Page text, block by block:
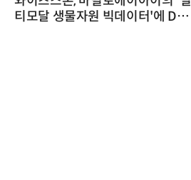
티모달 생물자원 빅데이터'에 DQ